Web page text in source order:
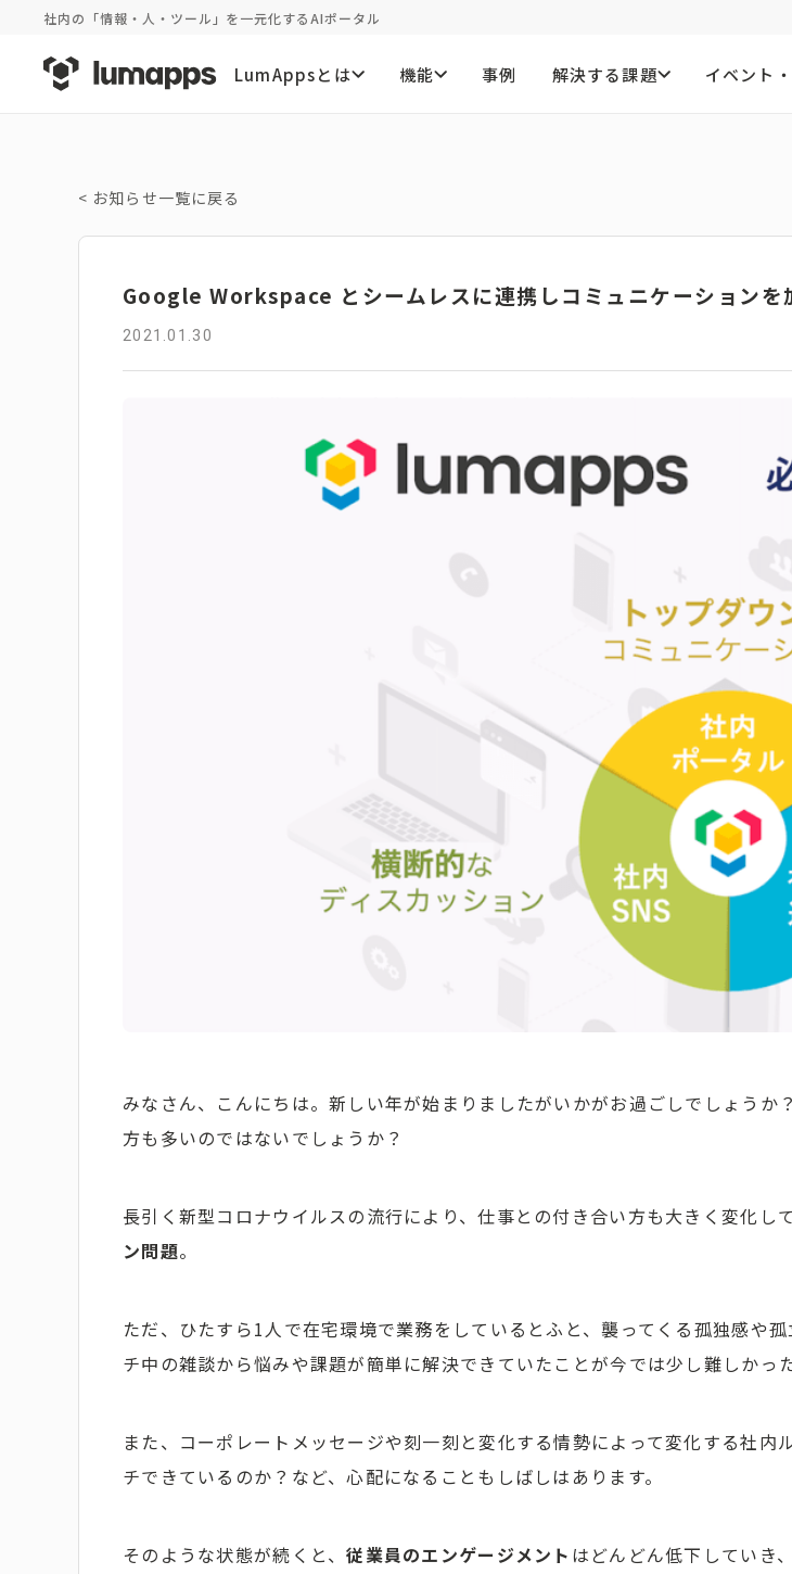
社内の「情報・人・ツール」を一元化するAIポータル
LumAppsとは 機能 事例 解決する課題 イベント
< お知らせ一覧に戻る
Google Workspace とシームレスに連携しコミュニケーションを
2021.01.30
みなさん、こんにちは。新しい年が始まりましたがいかがお過ごしでしょう
方も多いのではないでしょうか？
長引く新型コロナウイルスの流行により、仕事との付き合い方も大きく変化し
ン問題。
ただ、ひたすら1人で在宅環境で業務をしているとふと、襲ってくる孤独感や
チ中の雑談から悩みや課題が簡単に解決できていたことが今では少し難しかった
また、コーポレートメッセージや刻一刻と変化する情勢によって変化する社
チできているのか？など、心配になることもしばしはあります。
そのような状態が続くと、従業員のエンゲージメント はどんどん低下していき